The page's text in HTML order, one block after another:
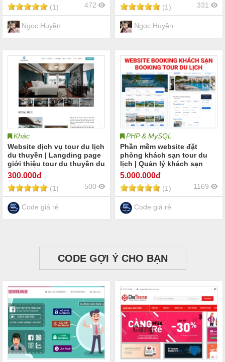
(1) 472
Ngọc Huyền
(1) 331
Ngọc Huyền
Khác
Website dịch vụ tour du lịch
du thuyền | Langding page
giới thiệu tour du thuyền du
lịch
300.000đ
(1) 500
Code giá rẻ
PHP & MySQL
Phần mềm website đặt
phòng khách sạn tour du
lịch | Quản lý khách sạn
tour du lịch lịch trình du
lịch phòng khách sạn |
Booking hotel booking tour
travel du lịch khách sạn đặt
tour đặt khách sạn
5.000.000đ
(1) 1169
Code giá rẻ
CODE GỢI Ý CHO BẠN